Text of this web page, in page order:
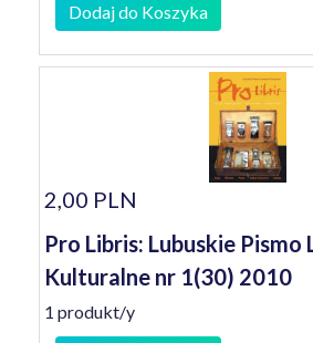
Dodaj do Koszyka
2,00 PLN
Pro Libris: Lubuskie Pismo
Kulturalne nr 1(30) 2010
1 produkt/y